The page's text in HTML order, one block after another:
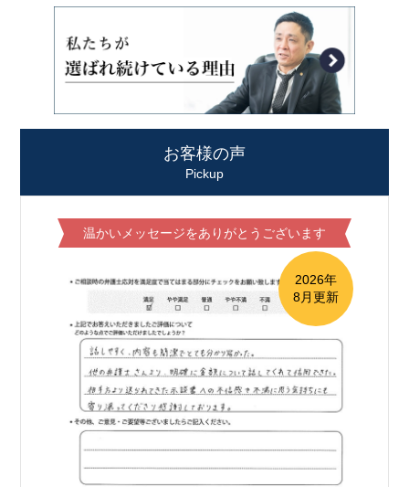
お客様の声
Pickup
温かいメッセージをありがとうございます
2026年
8月更新